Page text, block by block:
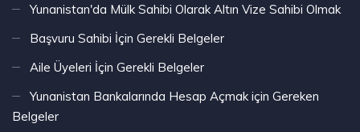
Yunanistan'da Mülk Sahibi Olarak Altın Vize Sahibi Olmak
Başvuru Sahibi İçin Gerekli Belgeler
Aile Üyeleri İçin Gerekli Belgeler
Yunanistan Bankalarında Hesap Açmak için Gereken
Belgeler